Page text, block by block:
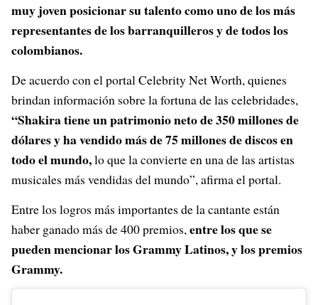
muy joven posicionar su talento como uno de los más
representantes de los barranquilleros y de todos los
colombianos.
De acuerdo con el portal Celebrity Net Worth, quienes
brindan información sobre la fortuna de las celebridades,
“Shakira tiene un patrimonio neto de 350 millones de
dólares y ha vendido más de 75 millones de discos en
todo el mundo,lo que la convierte en una de las artistas
musicales más vendidas del mundo”, afirma el portal.
Entre los logros más importantes de la cantante están
haber ganado más de 400 premios,entre los que se
pueden mencionar los Grammy Latinos, y los premios
Grammy.